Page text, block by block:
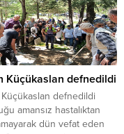
insanlar konuşacaklar.
dini bilmemek
Çocuk istenmeyecek.
azalacak. Dost dosta
İnsanlar bir
içlerinde
korkan bulunmadığı
yakındır. Kıyamet
önce yıldızların etkili
Küçükaslan defnedildi
defnedildi
amansız hastalıktan
dün vefat eden